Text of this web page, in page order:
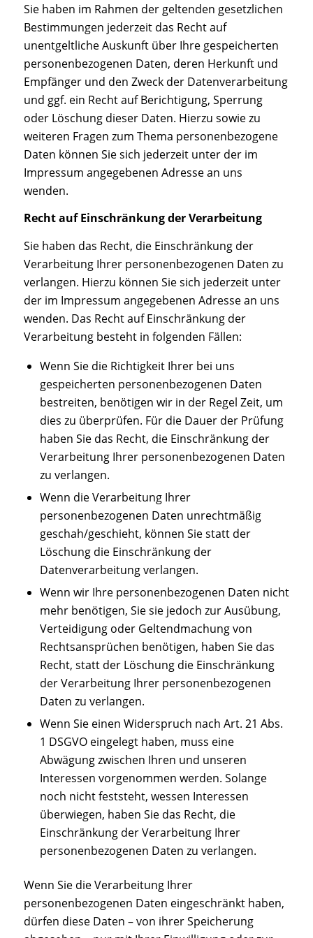
Sie haben im Rahmen der geltenden gesetzlichen
Bestimmungen jederzeit das Recht auf
unentgeltliche Auskunft über Ihre gespeicherten
personenbezogenen Daten, deren Herkunft und
Empfänger und den Zweck der Datenverarbeitung
und ggf. ein Recht auf Berichtigung, Sperrung
oder Löschung dieser Daten. Hierzu sowie zu
weiteren Fragen zum Thema personenbezogene
Daten können Sie sich jederzeit unter der im
Impressum angegebenen Adresse an uns
wenden.
Recht auf Einschränkung der Verarbeitung
Sie haben das Recht, die Einschränkung der
Verarbeitung Ihrer personenbezogenen Daten zu
verlangen. Hierzu können Sie sich jederzeit unter
der im Impressum angegebenen Adresse an uns
wenden. Das Recht auf Einschränkung der
Verarbeitung besteht in folgenden Fällen:
Wenn Sie die Richtigkeit Ihrer bei uns
gespeicherten personenbezogenen Daten
bestreiten, benötigen wir in der Regel Zeit, um
dies zu überprüfen. Für die Dauer der Prüfung
haben Sie das Recht, die Einschränkung der
Verarbeitung Ihrer personenbezogenen Daten
zu verlangen.
Wenn die Verarbeitung Ihrer
personenbezogenen Daten unrechtmäßig
geschah/geschieht, können Sie statt der
Löschung die Einschränkung der
Datenverarbeitung verlangen.
Wenn wir Ihre personenbezogenen Daten nicht
mehr benötigen, Sie sie jedoch zur Ausübung,
Verteidigung oder Geltendmachung von
Rechtsansprüchen benötigen, haben Sie das
Recht, statt der Löschung die Einschränkung
der Verarbeitung Ihrer personenbezogenen
Daten zu verlangen.
Wenn Sie einen Widerspruch nach Art. 21 Abs.
1 DSGVO eingelegt haben, muss eine
Abwägung zwischen Ihren und unseren
Interessen vorgenommen werden. Solange
noch nicht feststeht, wessen Interessen
überwiegen, haben Sie das Recht, die
Einschränkung der Verarbeitung Ihrer
personenbezogenen Daten zu verlangen.
Wenn Sie die Verarbeitung Ihrer
personenbezogenen Daten eingeschränkt haben,
dürfen diese Daten – von ihrer Speicherung